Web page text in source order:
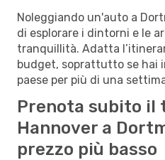
Noleggiando un'auto a
di esplorare i dintorni e le
tranquillità. Adatta
budget, soprattutto se hai
paese per più di una
Prenota subito il
Hannover a
prezzo più basso